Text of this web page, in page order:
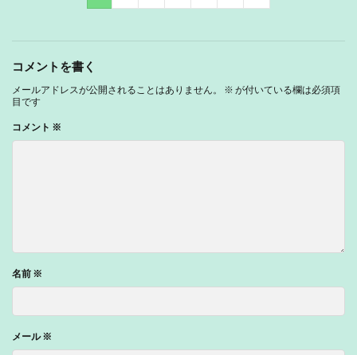
コメントを書く
メールアドレスが公開されることはありません。 ※ が付いている欄は必須項
目です
コメント ※
名前 ※
メール※